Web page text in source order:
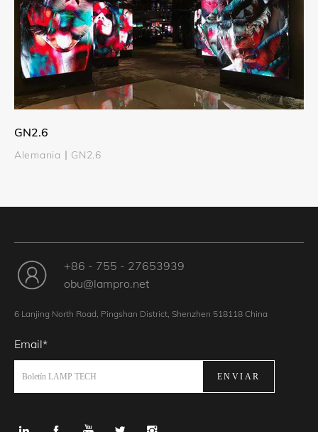
GN2.6
Alemania丨GN2.6
+86 - 755 - 27653939
obu@lampro.net
6 Lanjing North Road, Pingshan District, Shenzhen 518118 China
Email*
Boletín LAMP TECH ENVIAR